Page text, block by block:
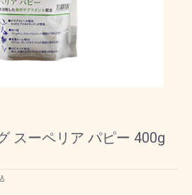
スーペリア パピー 400g